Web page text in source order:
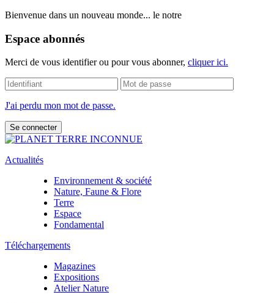
Bienvenue dans un nouveau monde... le notre
Espace abonnés
Merci de vous identifier ou pour vous abonner, cliquer ici.
J'ai perdu mon mot de passe.
Actualités
Environnement & société
Nature, Faune & Flore
Terre
Espace
Fondamental
Téléchargements
Magazines
Expositions
Atelier Nature